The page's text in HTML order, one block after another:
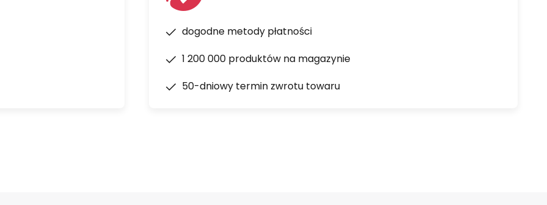
dogodne metody płatności
1 200 000 produktów na magazynie
50-dniowy termin zwrotu towaru